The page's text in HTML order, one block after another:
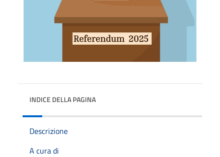
INDICE DELLA PAGINA
Descrizione
A cura di